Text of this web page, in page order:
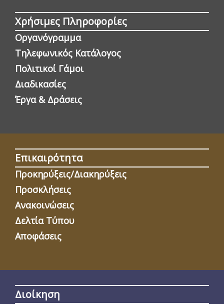
Χρήσιμες Πληροφορίες
Οργανόγραμμα
Τηλεφωνικός Κατάλογος
Πολιτικοί Γάμοι
Διαδικασίες
Έργα & Δράσεις
Επικαιρότητα
Προκηρύξεις/Διακηρύξεις
Προσκλήσεις
Ανακοινώσεις
Δελτία Τύπου
Αποφάσεις
Διοίκηση